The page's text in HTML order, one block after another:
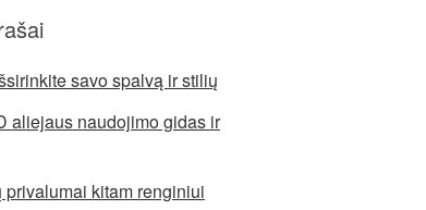
savo spalvą ir stilių
aliejaus naudojimo gidas ir
privalumai kitam renginiui